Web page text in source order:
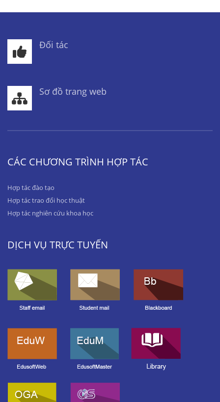
Đối tác
Sơ đồ trang web
CÁC CHƯƠNG TRÌNH HỢP TÁC
Hợp tác đào tạo
Hợp tác trao đổi học thuật
Hợp tác nghiên cứu khoa học
DỊCH VỤ TRỰC TUYẾN